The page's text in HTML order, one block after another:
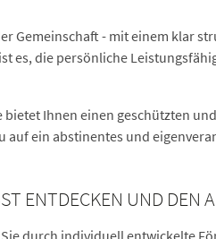
Gemeinschaft - mit einem klar
es, die persönliche
Ihnen einen geschützten
ein abstinentes und
ENTDECKEN UND DEN
durch individuell entwickelte